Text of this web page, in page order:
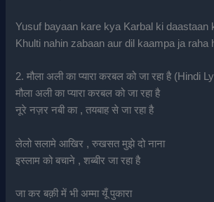
Yusuf bayaan kare kya Karbal ki daastaan
Khulti nahin zabaan aur dil kaampa ja raha
2. मौला अली का प्यारा करबल को जा रहा है (Hindi
मौला अली का प्यारा करबल को जा रहा है
नूरे नज़र नबी का , तयबाह से जा रहा है
लेलो सलामे आखिर , रुखसत मुझे दो नाना
इस्लाम को बचाने , शब्बीर जा रहा है
जा कर बक़ी में भी अम्मा यूँ पुकारा